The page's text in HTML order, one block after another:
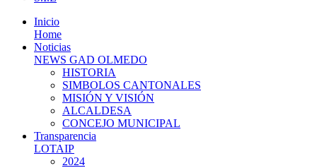
Inicio
Home
Noticias
NEWS GAD OLMEDO
HISTORIA
SIMBOLOS CANTONALES
MISIÓN Y VISIÓN
ALCALDESA
CONCEJO MUNICIPAL
Transparencia
LOTAIP
2024